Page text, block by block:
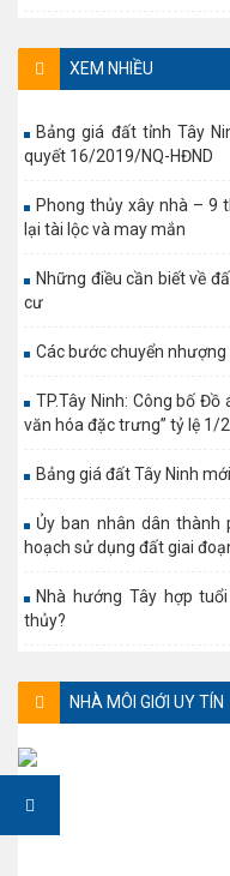
XEM NHIỀU
Bảng giá đất tỉnh Tây
quyết 16/2019/NQ-HĐND
Phong thủy xây nhà – 9
lại tài lộc và may mắn
Những điều cần biết về
cư
Các bước chuyển
TP.Tây Ninh: Công bố
văn hóa đặc trưng” tỷ lệ 1/
Bảng giá đất Tây Ninh
Ủy ban nhân dân thành
hoạch sử dụng đất giai
Nhà hướng Tây hợp
thủy?
NHÀ MÔI GIỚI UY TÍN